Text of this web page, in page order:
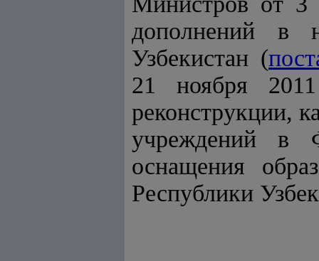
дополнений в
Узбекистан (
21 ноября
реконструкции,
учреждений в
оснащения
Республики